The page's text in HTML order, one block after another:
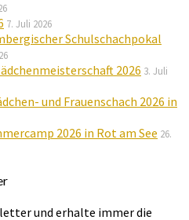
7. Juli 2026
Schulschachpokal
2026 3. Juli
und Frauenschach 2026 in
2026 in Rot am See 26.
und erhalte immer die